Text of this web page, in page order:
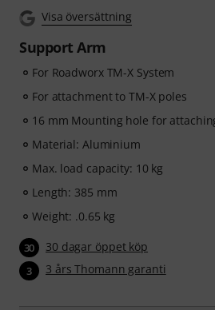
Visa översättning
Support Arm
For Roadworx TM-X System
For attachment to TM-X poles
16 mm Mounting hole for
Material: Aluminium
Max. load capacity: 10 kg
Length: 385 mm
Weight: .0.65 kg
30 30 dagar öppet köp
3 3 års Thomann garanti